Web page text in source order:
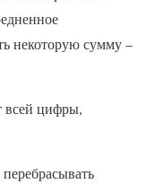
некоторую сумму –
всей цифры,